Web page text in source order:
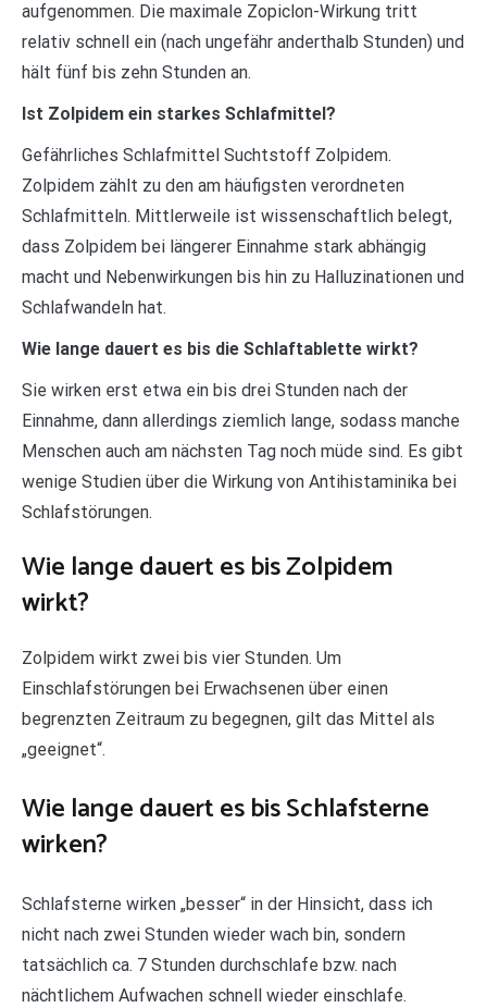
aufgenommen. Die maximale Zopiclon-Wirkung tritt
relativ schnell ein (nach ungefähr anderthalb Stunden) und
hält fünf bis zehn Stunden an.
Ist Zolpidem ein starkes Schlafmittel?
Gefährliches Schlafmittel Suchtstoff Zolpidem.
Zolpidem zählt zu den am häufigsten verordneten
Schlafmitteln. Mittlerweile ist wissenschaftlich belegt,
dass Zolpidem bei längerer Einnahme stark abhängig
macht und Nebenwirkungen bis hin zu Halluzinationen und
Schlafwandeln hat.
Wie lange dauert es bis die Schlaftablette wirkt?
Sie wirken erst etwa ein bis drei Stunden nach der
Einnahme, dann allerdings ziemlich lange, sodass manche
Menschen auch am nächsten Tag noch müde sind. Es gibt
wenige Studien über die Wirkung von Antihistaminika bei
Schlafstörungen.
Wie lange dauert es bis Zolpidem
wirkt?
Zolpidem wirkt zwei bis vier Stunden. Um
Einschlafstörungen bei Erwachsenen über einen
begrenzten Zeitraum zu begegnen, gilt das Mittel als
„geeignet“.
Wie lange dauert es bis Schlafsterne
wirken?
Schlafsterne wirken „besser“ in der Hinsicht, dass ich
nicht nach zwei Stunden wieder wach bin, sondern
tatsächlich ca. 7 Stunden durchschlafe bzw. nach
nächtlichem Aufwachen schnell wieder einschlafe.